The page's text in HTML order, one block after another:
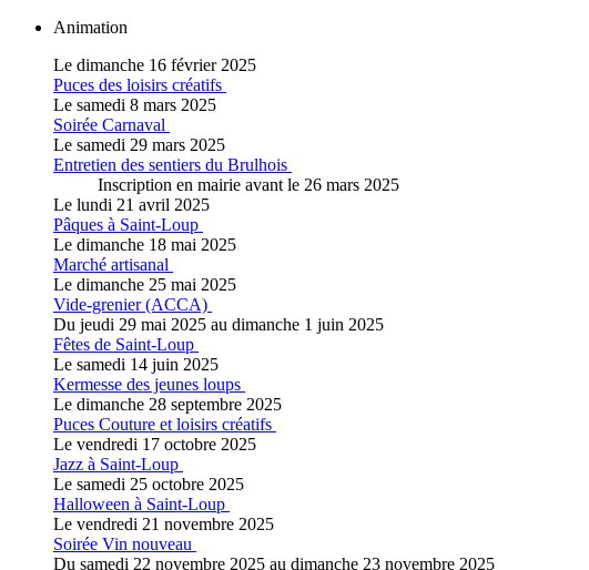
Animation
Le dimanche 16 février 2025
Puces des loisirs créatifs
Le samedi 8 mars 2025
Soirée Carnaval
Le samedi 29 mars 2025
Entretien des sentiers du Brulhois
Inscription en mairie avant le 26 mars 2025
Le lundi 21 avril 2025
Pâques à Saint-Loup
Le dimanche 18 mai 2025
Marché artisanal
Le dimanche 25 mai 2025
Vide-grenier (ACCA)
Du jeudi 29 mai 2025 au dimanche 1 juin 2025
Fêtes de Saint-Loup
Le samedi 14 juin 2025
Kermesse des jeunes loups
Le dimanche 28 septembre 2025
Puces Couture et loisirs créatifs
Le vendredi 17 octobre 2025
Jazz à Saint-Loup
Le samedi 25 octobre 2025
Halloween à Saint-Loup
Le vendredi 21 novembre 2025
Soirée Vin nouveau
Du samedi 22 novembre 2025 au dimanche 23 novembre 2025